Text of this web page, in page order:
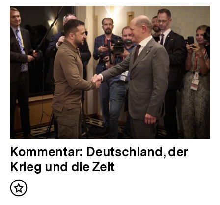
g
e
r
I
a
t
:
N
ä
c
h
Kommentar: Deutschland, der
Krieg und die Zeit
Inhalt